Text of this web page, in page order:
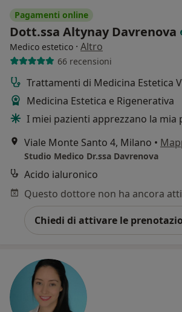
Pagamenti online
Dott.ssa Altynay Davrenova
Medico estetico · Altro
66 recensioni
Trattamenti di Medicina Estetica
Medicina Estetica e Rigenerativa
I miei pazienti apprezzano la mia
Viale Monte Santo 4, Milano •
Studio Medico Dr.ssa Davrenova
Acido ialuronico
Chiedi di attivare le